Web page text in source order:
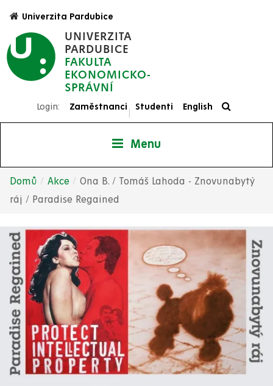
hlavnímu
obsahu
UNIVERZITA
PARDUBICE
FAKULTA
EKONOMICKO-
SPRÁVNÍ
Univerzita Pardubice
Login: Zaměstnanci
|
Studenti English
Menu
Drobečková
navigace
Domů Akce
Ona B. / Tomáš Lahoda - Znovunabytý
ráj / Paradise Regained